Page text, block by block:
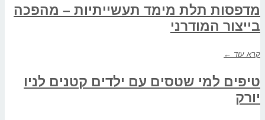
מדפסות תלת מימד תעשייתיות – מהפכה
בייצור המודרני
קרא עוד ←
טיפים למי שטסים עם ילדים קטנים לניו
יורק